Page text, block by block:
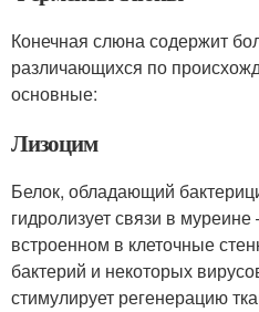
Конечная слюна содержит
различающихся по
основные:
Лизоцим
Белок, обладающий
гидролизует связи в
встроенном в клеточные
бактерий и некоторых
стимулирует регенерацию